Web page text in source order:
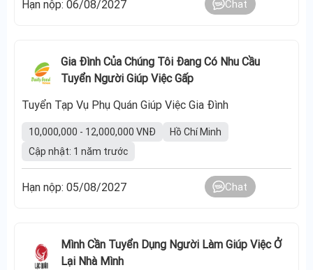
Hạn nộp: 06/08/2027 Chat
Gia Đình Của Chúng Tôi Đang Có Nhu Cầu
Tuyển Người Giúp Việc Gấp
Tuyển Tạp Vụ Phụ Quán Giúp Việc Gia Đình
10,000,000 - 12,000,000 VNĐ
Hồ Chí Minh
Cập nhật: 1 năm trước
Hạn nộp: 05/08/2027 Chat
Mình Cần Tuyển Dụng Người Làm Giúp Việc Ở
Lại Nhà Mình